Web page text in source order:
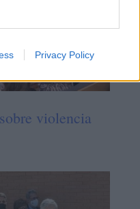
Privacy Policy
violencia